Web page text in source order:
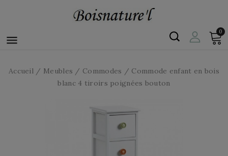

0
Accueil Meubles Commodes
Commode enfant en bois
blanc 4 tiroirs poignées bouton